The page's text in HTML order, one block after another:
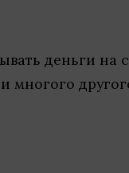
деньги
многого